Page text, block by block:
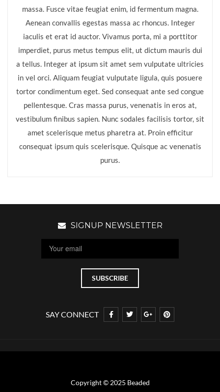
massa. Fusce vitae feugiat enim, id fermentum magna.
Aenean convallis egestas massa ac rhoncus. Integer
iaculis et erat id auctor. Vivamus porta, mi a porttitor
imperdiet, purus metus tempus elit, ut dictum mauris dui
a tellus. Integer at ipsum sit amet sem vulputate ultricies
in vel orci. Aliquam feugiat vulputate ligula, quis posuere
tortor condimentum eget. Sed consequat ante sed congue
pellentesque. Cras massa purus, venenatis in eros at,
vestibulum finibus sapien. Nunc sodales facilisis tortor, sit
amet scelerisque metus pharetra at. Proin efficitur
consequat ipsum quis scelerisque. Quisque ac venenatis
purus.
SIGNUP NEWSLETTER
SAY CONNECT
Copyright © 2025 Beaded